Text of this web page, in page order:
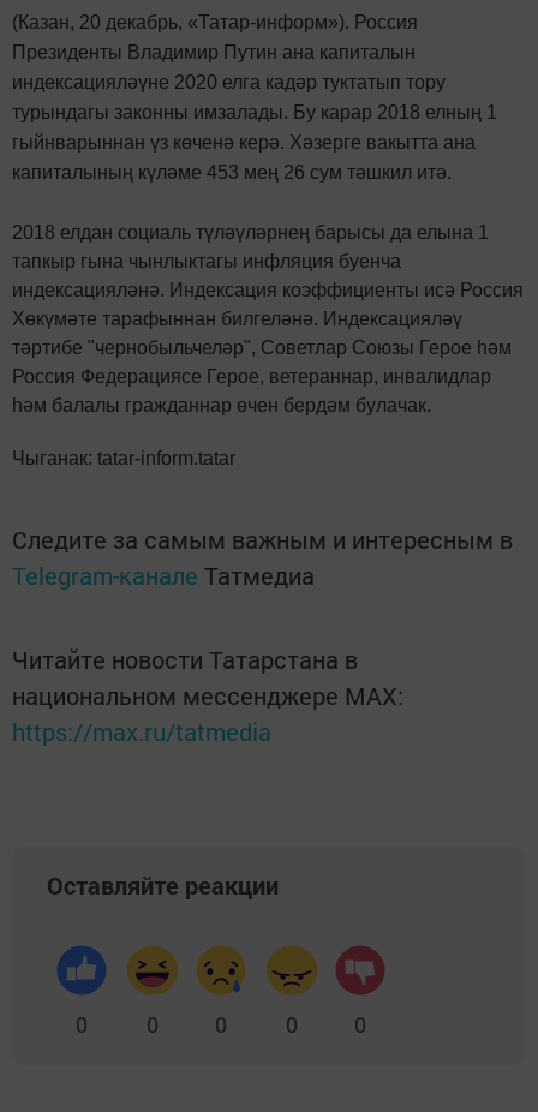
(Казан, 20 декабрь, «Татар-информ»). Россия
Президенты Владимир Путин ана капиталын
индексацияләүне 2020 елга кадәр туктатып тору
турындагы законны имзалады. Бу карар 2018 елның 1
гыйнварыннан үз көченә керә. Хәзерге вакытта ана
капиталының күләме 453 мең 26 сум тәшкил итә.
2018 елдан социаль түләүләрнең барысы да елына 1
тапкыр гына чынлыктагы инфляция буенча
индексацияләнә. Индексация коэффициенты исә Россия
Хөкүмәте тарафыннан билгеләнә. Индексацияләү
тәртибе "чернобыльчеләр", Советлар Союзы Герое һәм
Россия Федерациясе Герое, ветераннар, инвалидлар
һәм балалы гражданнар өчен бердәм булачак.
Чыганак: tatar-inform.tatar
Следите за самым важным и интересным в
Telegram-канале Татмедиа
Читайте новости Татарстана в
национальном мессенджере MАХ:
https://max.ru/tatmedia
Оставляйте реакции
0 0 0 0 0